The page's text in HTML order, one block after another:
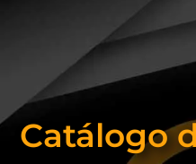
Catálogo